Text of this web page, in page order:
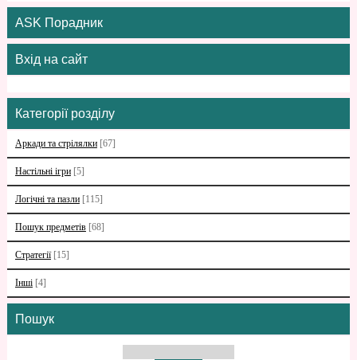
ASK Порадник
Вхід на сайт
Категорії розділу
Аркади та стрілялки [67]
Настільні ігри [5]
Логічні та пазли [115]
Пошук предметів [68]
Стратегії [15]
Інші [4]
Пошук